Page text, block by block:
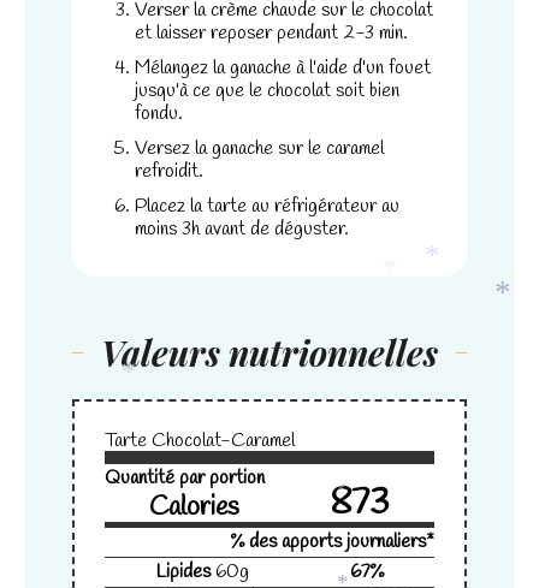
Verser la crème chaude sur le chocolat
et laisser reposer pendant 2-3 min.
Mélangez la ganache à l'aide d'un fouet
jusqu'à ce que le chocolat soit bien
fondu.
Versez la ganache sur le caramel
refroidit.
Placez la tarte au réfrigérateur au
moins 3h avant de déguster.
Valeurs nutrionnelles
Tarte Chocolat-Caramel
Quantité par portion
Calories 873
% des apports journaliers*
Lipides 60g 67%
des offres
personnalisés.
*
*